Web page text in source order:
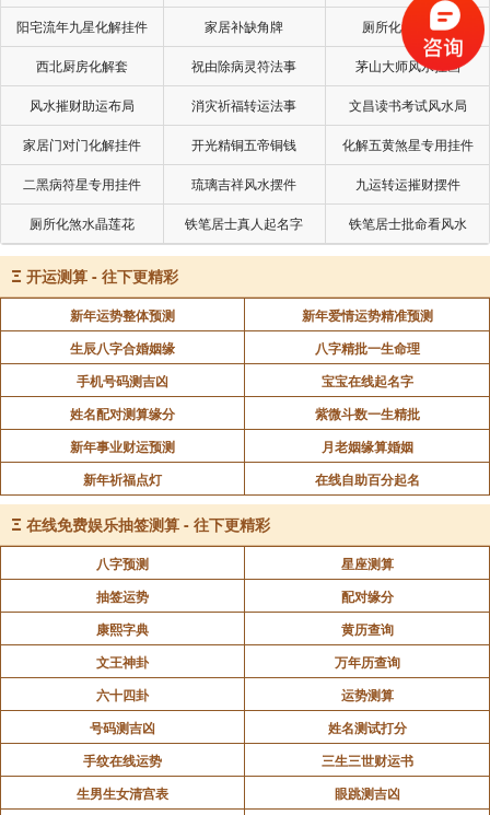
公吓得连连后退数步，惊奇这瘫子怎么一夜之间，能够
自然走起路来?
询问结果，原来徐良泗夜宿地藏菩萨圣像前，梦见菩
萨派了殿前一高一矮两个小鬼一个抱起他的上身，一个
托住他两条瘫腿猛一拉，痛得他惨叫不已。可是两个小
鬼不管他如何惨叫，仍然不断的加力拉直他的残腿，一
直把他痛得昏迷过去，后来不知怎的睡着了，现在我也
不知道这一双残腿居然和好人一样，这样一来，他比昨
天拾到银子还要高兴。
庙公见此奇迹出现，当然不能再骂他，而且也为他高
兴，他这时也知道地藏菩萨显灵，为他治疗残疾，跪在
地藏菩萨前，感激涕零的倒身下拜，磕了几个响头。徐
乞儿残疾愈后，很多人都来为他祝贺，他反而因此烦恼
起来，残疾时可以乞食度日，现在残疾好了，不能再去
沿街行乞度日，一定要自力更生，可是穷乞儿除乞讨
外，如何去解决衣食住的问题呢?
做生意没有本钱，结果还是从无法中想办法出来，将
身边仅有的余钱买了两只水桶，替人挑卖水为活。那时
没有自来水，家庭富裕的，都叫挑水的人，每天送水
来，徐良泗从乞儿一变而为卖水人。林登章出狱后，知
道遗失银两，乞儿拾金不昧等事，亦曾寻找这位救命恩
人，可是连姓名都不知道，无法寻找，他们当时住在很
远的乡间，当然不知道乞儿住址，因此对这不知姓名的
恩人无法报答，耿耿在心。经过两三年后，林家的五金
店生意，越做越大，想念恩人之心，也是与日俱增。有
一天林家叫徐良泗送水来，林登章并未见过徐良泗的
阳宅流年九星化解挂件 家居补缺角牌 厕所化秽气煞套
西北厨房化解套 祝由除病灵符法事 茅山大师风水挂画
风水摧财助运布局 消灾祈福转运法事 文昌读书考试风水局
家居门对门化解挂件 开光精铜五帝铜钱 化解五黄煞星专用挂件
二黑病符星专用挂件 琉璃吉祥风水摆件 九运转运摧财摆件
厕所化煞水晶莲花 铁笔居士真人起名字 铁笔居士批命看风水
Ξ 开运测算 - 往下更精彩
新年运势整体预测
新年爱情运势精准预测
生辰八字合婚姻缘
八字精批一生命理
手机号码测吉凶
宝宝在线起名字
姓名配对测算缘分
紫微斗数一生精批
新年事业财运预测
月老姻缘算婚姻
新年祈福点灯
在线自助百分起名
Ξ 在线免费娱乐抽签测算 - 往下更精彩
八字预测
星座测算
抽签运势
配对缘分
康熙字典
黄历查询
文王神卦
万年历查询
六十四卦
运势测算
号码测吉凶
姓名测试打分
手纹在线运势
三生三世财运书
生男生女清宫表
眼跳测吉凶